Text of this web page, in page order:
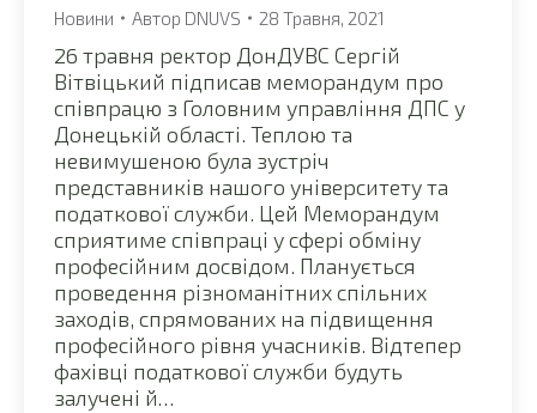
Новини Автор DNUVS 28 Травня, 2021
26 травня ректор ДонДУВС Сергій
Вітвіцький підписав меморандум про
співпрацю з Головним управління ДПС у
Донецькій області. Теплою та
невимушеною була зустріч
представників нашого університету та
податкової служби. Цей Меморандум
сприятиме співпраці у сфері обміну
професійним досвідом. Планується
проведення різноманітних спільних
заходів, спрямованих на підвищення
професійного рівня учасників. Відтепер
фахівці податкової служби будуть
залучені й…